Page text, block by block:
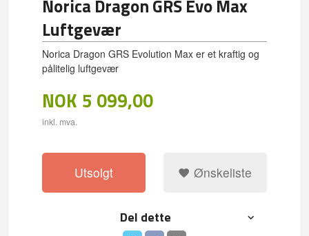
Norica Dragon GRS Evo Max
Luftgevær
Norica Dragon GRS Evolution Max er et kraftig og
pålitelig luftgevær
NOK 5 099,00
inkl. mva.
Utsolgt Ønskeliste
Del dette